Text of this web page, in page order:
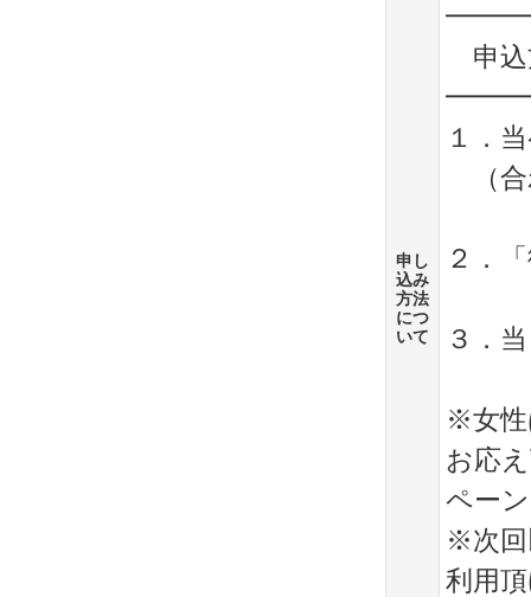
申し
込み
方法
につ
いて
申
１．
（合
２．
３．
※女性
お応
ペー
※次回
利用